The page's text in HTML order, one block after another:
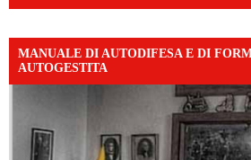
MANUALE DI AUTODIFESA E DI
AUTOGESTITA